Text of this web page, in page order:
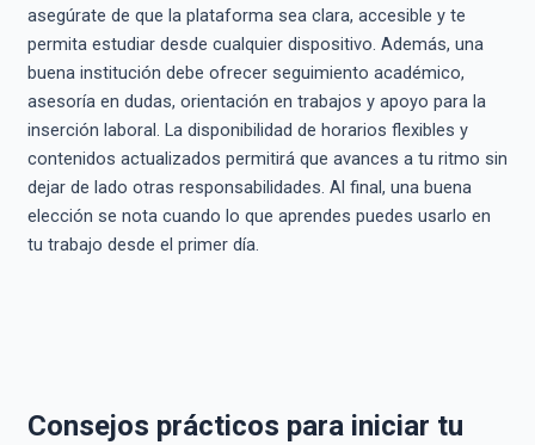
asegúrate de que la plataforma sea clara, accesible y te
permita estudiar desde cualquier dispositivo. Además, una
buena institución debe ofrecer seguimiento académico,
asesoría en dudas, orientación en trabajos y apoyo para la
inserción laboral. La disponibilidad de horarios flexibles y
contenidos actualizados permitirá que avances a tu ritmo sin
dejar de lado otras responsabilidades. Al final, una buena
elección se nota cuando lo que aprendes puedes usarlo en
tu trabajo desde el primer día.
Consejos prácticos para iniciar tu